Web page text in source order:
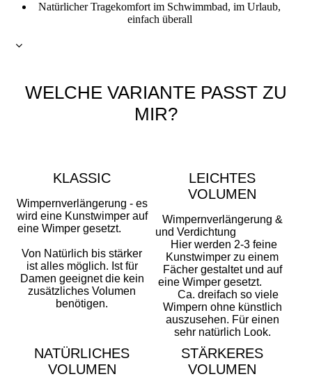
Natürlicher Tragekomfort im Schwimmbad, im Urlaub,
einfach überall
WELCHE VARIANTE PASST ZU
MIR?
KLASSIC
Wimpernverlängerung - es
wird eine Kunstwimper auf
eine Wimper gesetzt.
Von Natürlich bis stärker
ist alles möglich. Ist für
Damen geeignet die kein
zusätzliches Volumen
benötigen.
LEICHTES
VOLUMEN
Wimpernverlängerung &
und Verdichtung
Hier werden 2-3 feine
Kunstwimper zu einem
Fächer gestaltet und auf
eine Wimper gesetzt.
Ca. dreifach so viele
Wimpern ohne künstlich
auszusehen. Für einen
sehr natürlich Look.
NATÜRLICHES
VOLUMEN
STÄRKERES
VOLUMEN